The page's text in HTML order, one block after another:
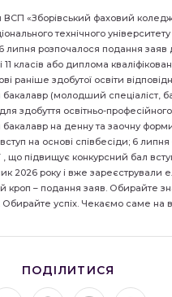
ВСП «Зборівський фаховий
технічного університету
липня розпочалося подання заяв
11 класів або диплома
раніше здобутої освіти
(молодший спеціаліст,
здобуття освітньо-
на денну та заочну
на основі співбесіди; 6
, що підвищує конкурсний бал
2026 року і вже зареєстрували
кроп – подання заяв. Обирайте
успіх. Чекаємо саме на
ПОДІЛИТИСЯ
ЦИМ